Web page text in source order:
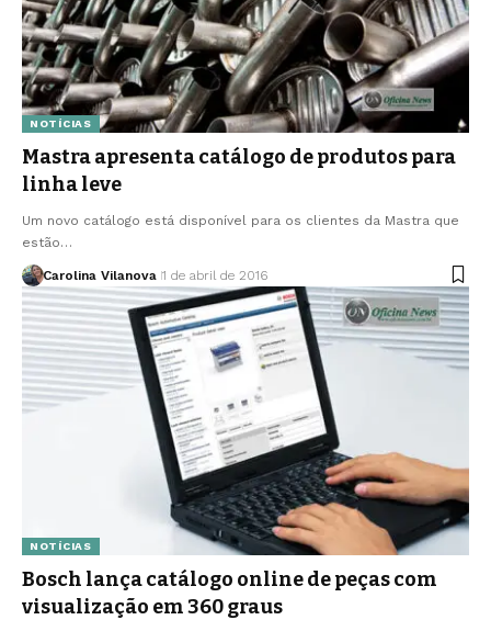
NOTÍCIAS
Mastra apresenta catálogo de produtos para
linha leve
Um novo catálogo está disponível para os clientes da Mastra que
estão…
Carolina Vilanova 1 de abril de 2016
NOTÍCIAS
Bosch lança catálogo online de peças com
visualização em 360 graus